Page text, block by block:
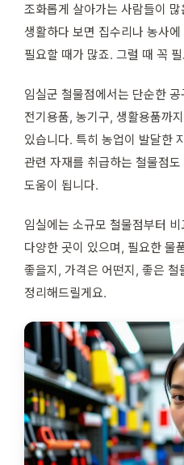
조화롭게 살아가는 사람들이
생활하다 보면 집수리나 농사
필요할 때가 많죠. 그럴 때 꼭
임실군 철물점에서는 단순한
전기용품, 농기구, 생활용품까
있습니다. 특히 농업이 발달한
관련 자재를 취급하는 철물점
도움이 됩니다.
임실에는 소규모 철물점부터
다양한 곳이 있으며, 필요한 물
좋을지, 가격은 어떤지, 좋은 철
정리해드릴게요.